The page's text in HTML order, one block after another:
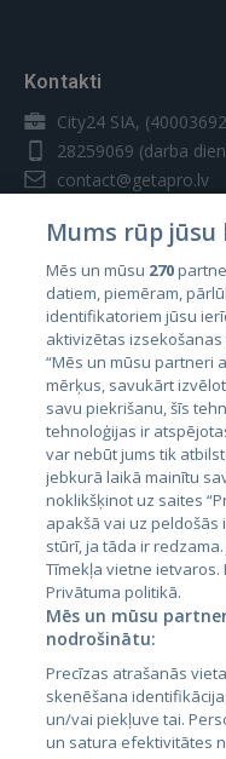
Kontakti
City24 SIA,
28259069 (darba
contact@getapro.lv
Valstis
Igaunija
Latvija
Lietuva
City24.lv
City24.ee
GetaPro.lv
GetaPro.ee
Mums rūp
Mēs un mūsu 270
datiem, piemēram,
identifikatoriem jūsu
aktivizētas
“Mēs un mūsu partneri
mērķus, savukārt
savu piekrišanu, šīs
tehnoloģijas ir
var nebūt jums tik
jebkurā laikā mainītu
noklikšķinot uz saites
apakšā vai uz
stūrī, ja tāda ir
Tīmekļa vietne
Privātuma politikā.
Mēs un mūsu
nodrošinātu:
Precīzas atrašanās
skenēšana
un/vai piekļuve tai.
un satura efektivitātes